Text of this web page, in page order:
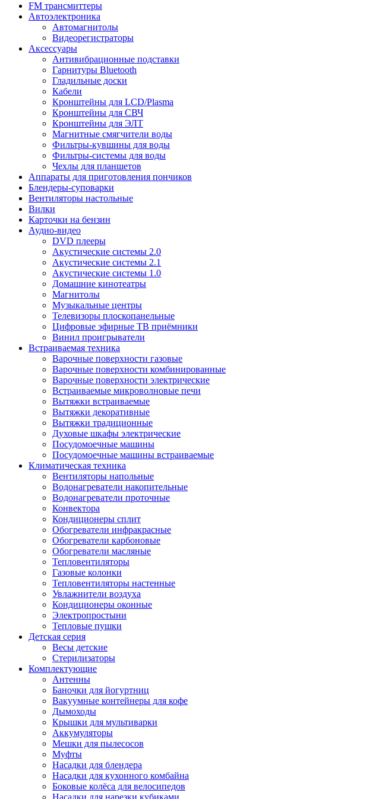
FM трансмиттеры
Автоэлектроника
Автомагнитолы
Видеорегистраторы
Аксессуары
Антивибрационные подставки
Гарнитуры Bluetooth
Гладильные доски
Кабели
Кронштейны для LCD/Plasma
Кронштейны для СВЧ
Кронштейны для ЭЛТ
Магнитные смягчители воды
Фильтры-кувшины для воды
Фильтры-системы для воды
Чехлы для планшетов
Аппараты для приготовления пончиков
Блендеры-суповарки
Вентиляторы настольные
Вилки
Карточки на бензин
Аудио-видео
DVD плееры
Акустические системы 2.0
Акустические системы 2.1
Акустические системы 1.0
Домашние кинотеатры
Магнитолы
Музыкальные центры
Телевизоры плоскопанельные
Цифровые эфирные ТВ приёмники
Винил проигрыватели
Встраиваемая техника
Варочные поверхности газовые
Варочные поверхности комбинированные
Варочные поверхности электрические
Встраиваемые микроволновые печи
Вытяжки встраиваемые
Вытяжки декоративные
Вытяжки традиционные
Духовые шкафы электрические
Посудомоечные машины
Посудомоечные машины встраиваемые
Климатическая техника
Вентиляторы напольные
Водонагреватели накопительные
Водонагреватели проточные
Конвектора
Кондиционеры сплит
Обогреватели инфракрасные
Обогреватели карбоновые
Обогреватели масляные
Тепловентиляторы
Газовые колонки
Тепловентиляторы настенные
Увлажнители воздуха
Кондиционеры оконные
Электропростыни
Тепловые пушки
Детская серия
Весы детские
Стерилизаторы
Комплектующие
Антенны
Баночки для йогуртниц
Вакуумные контейнеры для кофе
Дымоходы
Крышки для мультиварки
Аккумуляторы
Мешки для пылесосов
Муфты
Насадки для блендера
Насадки для кухонного комбайна
Боковые колёса для велосипедов